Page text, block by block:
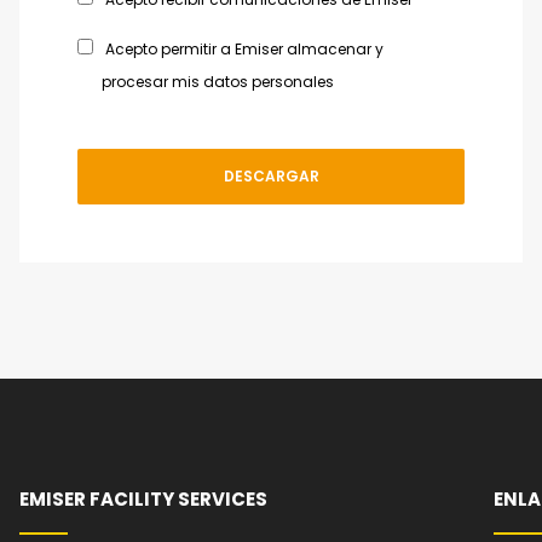
Acepto permitir a Emiser almacenar y
procesar mis datos personales
EMISER FACILITY SERVICES